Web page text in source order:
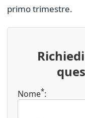
primo trimestre.
Nome*: